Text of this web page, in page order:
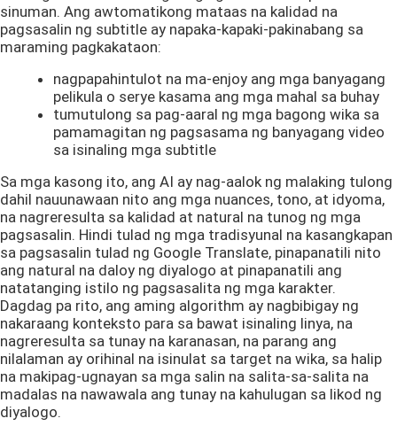
sinuman. Ang awtomatikong mataas na kalidad na
pagsasalin ng subtitle ay napaka-kapaki-pakinabang sa
maraming pagkakataon:
nagpapahintulot na ma-enjoy ang mga banyagang
pelikula o serye kasama ang mga mahal sa buhay
tumutulong sa pag-aaral ng mga bagong wika sa
pamamagitan ng pagsasama ng banyagang video
sa isinaling mga subtitle
Sa mga kasong ito, ang AI ay nag-aalok ng malaking tulong
dahil nauunawaan nito ang mga nuances, tono, at idyoma,
na nagreresulta sa kalidad at natural na tunog ng mga
pagsasalin. Hindi tulad ng mga tradisyunal na kasangkapan
sa pagsasalin tulad ng Google Translate, pinapanatili nito
ang natural na daloy ng diyalogo at pinapanatili ang
natatanging istilo ng pagsasalita ng mga karakter.
Dagdag pa rito, ang aming algorithm ay nagbibigay ng
nakaraang konteksto para sa bawat isinaling linya, na
nagreresulta sa tunay na karanasan, na parang ang
nilalaman ay orihinal na isinulat sa target na wika, sa halip
na makipag-ugnayan sa mga salin na salita-sa-salita na
madalas na nawawala ang tunay na kahulugan sa likod ng
diyalogo.